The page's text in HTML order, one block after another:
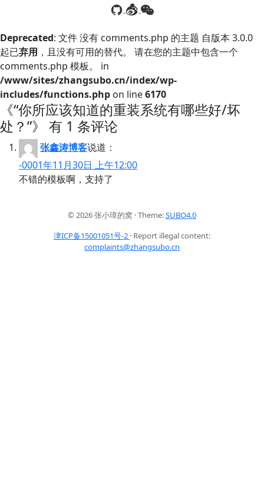
Deprecated: 文件 没有 comments.php 的主题 自版本 3.0.0
起已弃用 ，且没有可用的替代。 请在您的主题中包含一个
comments.php 模板。 in
/www/sites/zhangsubo.cn/index/wp-
includes/functions.php on line6170
《“你所应该知道的重装系统有哪些好/坏
处？”》 有 1 条评论
张鑫涛博客说道：
-0001年11月30日 上午12:00
不错的模板啊，支持了
© 2026 张小璋的窝 · Theme:SUBO4.0
津ICP备15001051号-2 · Report illegal content:
complaints@zhangsubo.cn